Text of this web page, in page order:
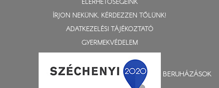
ELÉRHETŐSÉGEINK
ÍRJON NEKÜNK, KÉRDEZZEN TŐLÜNK!
ADATKEZELÉSI TÁJÉKOZTATÓ
GYERMEKVÉDELEM
BERUHÁZÁSOK